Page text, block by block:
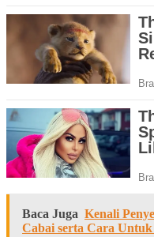
Baca Juga Kenali
Cabai serta Cara